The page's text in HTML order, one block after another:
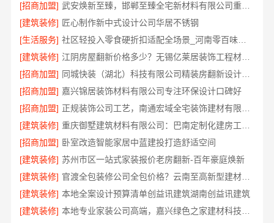
[招商加盟]
武安焕新至臻，邯郸至臻全宅新材料有限公司重塑家居美学
[建筑装修] 匠心制作新中式设计公司华居不锈钢
[生活服务]
社区轻投入零食硬折扣适配全场景_河南零百味供应链有限公司
[建筑装修]
江阴房屋翻新价格多少？无锡亿莱居装饰工程材料有限公司解答
[招商加盟]
同城快装（湖北）科技有限公司精装房翻新设计零增项
[招商加盟] 嘉兴锦居装饰材料有限公司专注环保设计口碑好
[招商加盟]
[建筑装修]
[招商加盟] 卧室改造智能家居中蓝建投打造舒适空间
[建筑装修] 苏州市区一站式家装报价老房翻新-百年豪庭焕新
[建筑装修]
官渡全包装修公司全包价格？云南至高新型建材有限公司
[建筑装修] 本地全案设计预算清单创益讯建筑湖南创益讯建筑
[建筑装修]